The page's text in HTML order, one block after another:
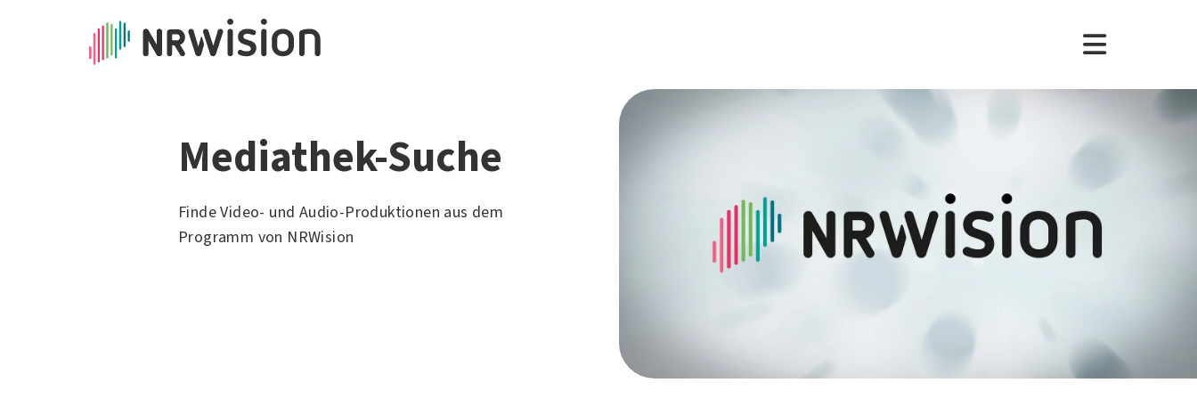
Mediathek-Suche
Finde Video- und Audio-Produktionen aus dem
Programm von NRWision